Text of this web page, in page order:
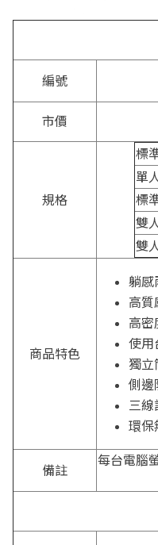
編號
市價
規格
標
單
標
雙
雙
商品特色
躺感
高質
高密
使用
獨立
側邊
三線
環保
備註
每台電腦